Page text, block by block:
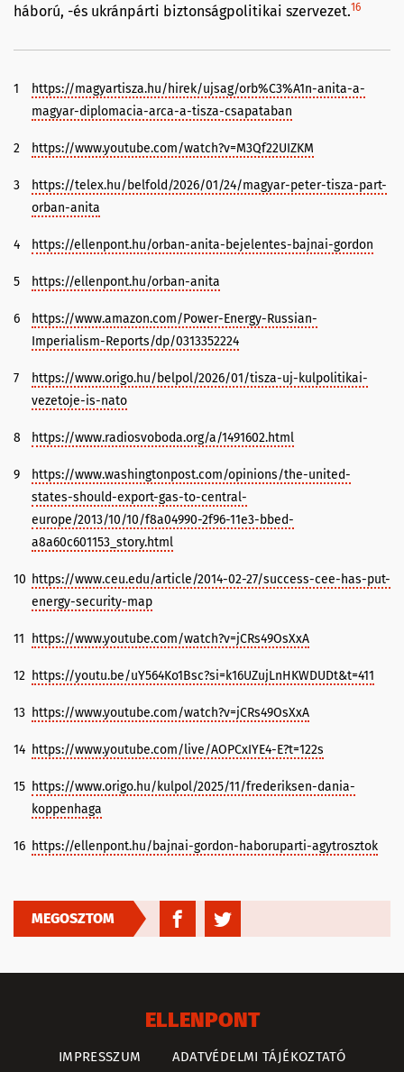
háború, -és ukránpárti biztonságpolitikai szervezet.16
1
https://magyartisza.hu/hirek/ujsag/orb%C3%A1n-anita-a-
magyar-diplomacia-arca-a-tisza-csapataban
2 https://www.youtube.com/watch?v=M3Qf22UIZKM
3
https://telex.hu/belfold/2026/01/24/magyar-peter-tisza-part-
orban-anita
4 https://ellenpont.hu/orban-anita-bejelentes-bajnai-gordon
5 https://ellenpont.hu/orban-anita
6
https://www.amazon.com/Power-Energy-Russian-
Imperialism-Reports/dp/0313352224
7
https://www.origo.hu/belpol/2026/01/tisza-uj-kulpolitikai-
vezetoje-is-nato
8 https://www.radiosvoboda.org/a/1491602.html
9
https://www.washingtonpost.com/opinions/the-united-
states-should-export-gas-to-central-
europe/2013/10/10/f8a04990-2f96-11e3-bbed-
a8a60c601153_story.html
10 https://www.ceu.edu/article/2014-02-27/success-cee-has-put-
energy-security-map
11 https://www.youtube.com/watch?v=jCRs49OsXxA
12 https://youtu.be/uY564Ko1Bsc?si=k16UZujLnHKWDUDt&t=411
13 https://www.youtube.com/watch?v=jCRs49OsXxA
14 https://www.youtube.com/live/AOPCxIYE4-E?t=122s
15 https://www.origo.hu/kulpol/2025/11/frederiksen-dania-
koppenhaga
16 https://ellenpont.hu/bajnai-gordon-haboruparti-agytrosztok
MEGOSZTOM
ELLENPONT
IMPRESSZUM ADATVÉDELMI TÁJÉKOZTATÓ